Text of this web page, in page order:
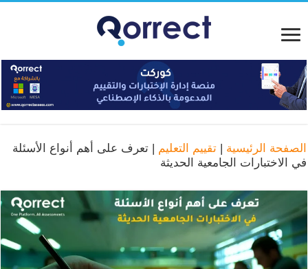
الصفحة الرئيسية |تقييم التعليم |تعرف على أهم أنواع الأسئلة
في الاختبارات الجامعية الحديثة